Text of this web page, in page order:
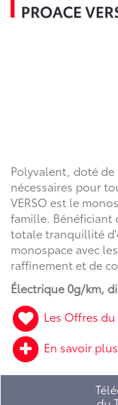
Polyvalent, doté
nécessaires pour
VERSO est le
famille. Bénéficiant
totale tranquillité
monospace avec
raffinement et de
Électrique 0g/km,
Les Offres
En savoir plus